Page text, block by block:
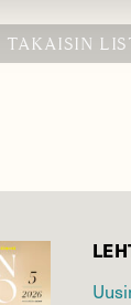
TAKAISIN